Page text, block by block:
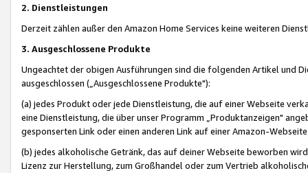
2. Dienstleistungen
Derzeit zählen außer den Amazon Home Services keine weiteren
3. Ausgeschlossene Produkte
Ungeachtet der obigen Ausführungen sind die folgenden Artikel und
ausgeschlossen („Ausgeschlossene Produkte"):
(a) jedes Produkt oder jede Dienstleistung, die auf einer Webseite
eine Dienstleistung, die über unser Programm „Produktanzeigen"
gesponserten Link oder einen anderen Link auf einer Amazon-
(b) jedes alkoholische Getränk, das auf deiner Webseite beworben
Lizenz zur Herstellung, zum Großhandel oder zum Vertrieb